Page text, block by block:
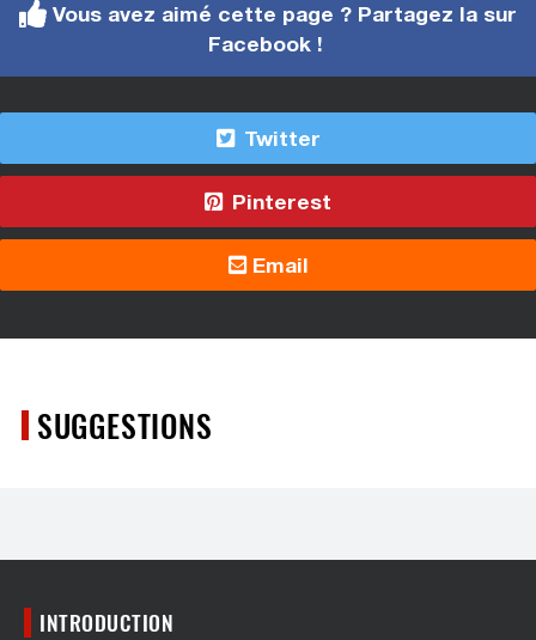
Vous avez aimé cette page ? Partagez la sur
Facebook !
Twitter
Pinterest
Email
SUGGESTIONS
INTRODUCTION